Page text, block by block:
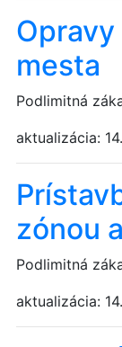
mesta
Podlimitná
aktualizácia:
zónou
Podlimitná
aktualizácia: